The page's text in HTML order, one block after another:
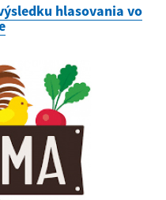
hlasovania vo